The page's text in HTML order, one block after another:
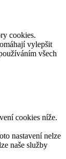
cookies.
vylepšit
všech
cookies níže.
nastavení nelze
naše služby